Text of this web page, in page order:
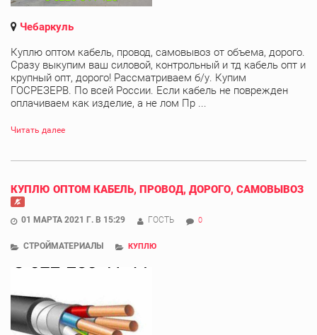
Чебаркуль
Куплю оптом кабель, провод, самовывоз от объема, дорого.
Сразу выкупим ваш силовой, контрольный и тд кабель опт и
крупный опт, дорого! Рассматриваем б/у. Купим
ГОСРЕЗЕРВ. По всей России. Если кабель не поврежден
оплачиваем как изделие, а не лом Пр ...
Читать далее
КУПЛЮ ОПТОМ КАБЕЛЬ, ПРОВОД, ДОРОГО, САМОВЫВОЗ
01 МАРТА 2021 Г. В 15:29 ГОСТЬ 0
СТРОЙМАТЕРИАЛЫ КУПЛЮ